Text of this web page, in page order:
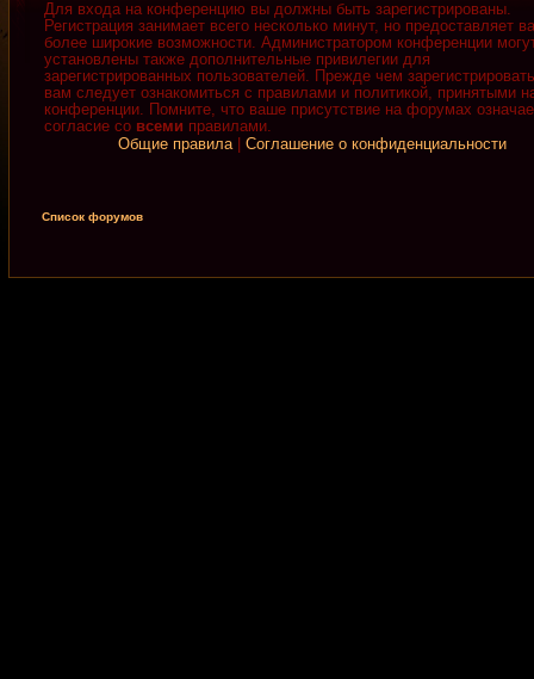
Для входа на конференцию вы должны быть зарегистрированы.
Регистрация занимает всего несколько минут, но предоставляет
более широкие возможности. Администратором конференции
установлены также дополнительные привилегии для
зарегистрированных пользователей. Прежде чем
вам следует ознакомиться с правилами и политикой, принятыми
конференции. Помните, что ваше присутствие на форумах
согласие со всеми правилами.
Общие правила| Соглашение о конфиденциальности
Список форумов